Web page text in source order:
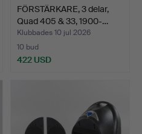
FÖRSTÄRKARE, 3 delar,
Quad 405 & 33, 1900-…
Klubbades 10 jul 2026
10 bud
422 USD